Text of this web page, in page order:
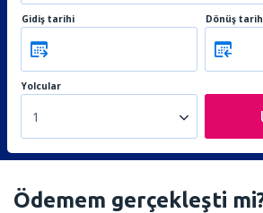
Gidiş tarihi Dönüş
Yolcular
1
Ödemem gerçekleşti